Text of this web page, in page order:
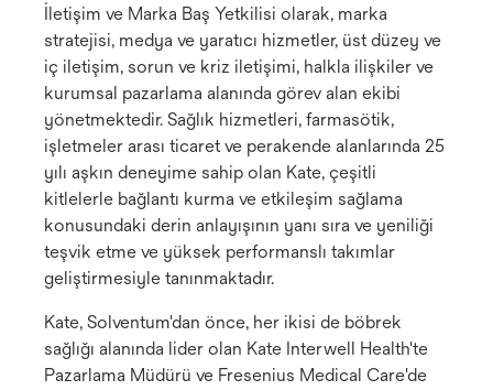
İletişim ve Marka Baş Yetkilisi olarak, marka
stratejisi, medya ve yaratıcı hizmetler, üst düzey ve
iç iletişim, sorun ve kriz iletişimi, halkla ilişkiler ve
kurumsal pazarlama alanında görev alan ekibi
yönetmektedir. Sağlık hizmetleri, farmasötik,
işletmeler arası ticaret ve perakende alanlarında 25
yılı aşkın deneyime sahip olan Kate, çeşitli
kitlelerle bağlantı kurma ve etkileşim sağlama
konusundaki derin anlayışının yanı sıra ve yeniliği
teşvik etme ve yüksek performanslı takımlar
geliştirmesiyle tanınmaktadır.
Kate, Solventum'dan önce, her ikisi de böbrek
sağlığı alanında lider olan Kate Interwell Health'te
Pazarlama Müdürü ve Fresenius Medical Care'de